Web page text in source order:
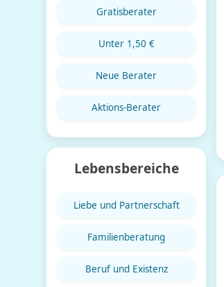
Gratisberater
Unter 1,50 €
Neue Berater
Aktions-Berater
Lebensbereiche
Liebe und Partnerschaft
Familienberatung
Beruf und Existenz